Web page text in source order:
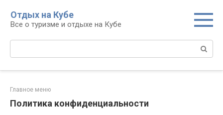
контенту
Отдых на Кубе
Все о туризме и отдыхе на Кубе
Главное меню
Политика конфиденциальности